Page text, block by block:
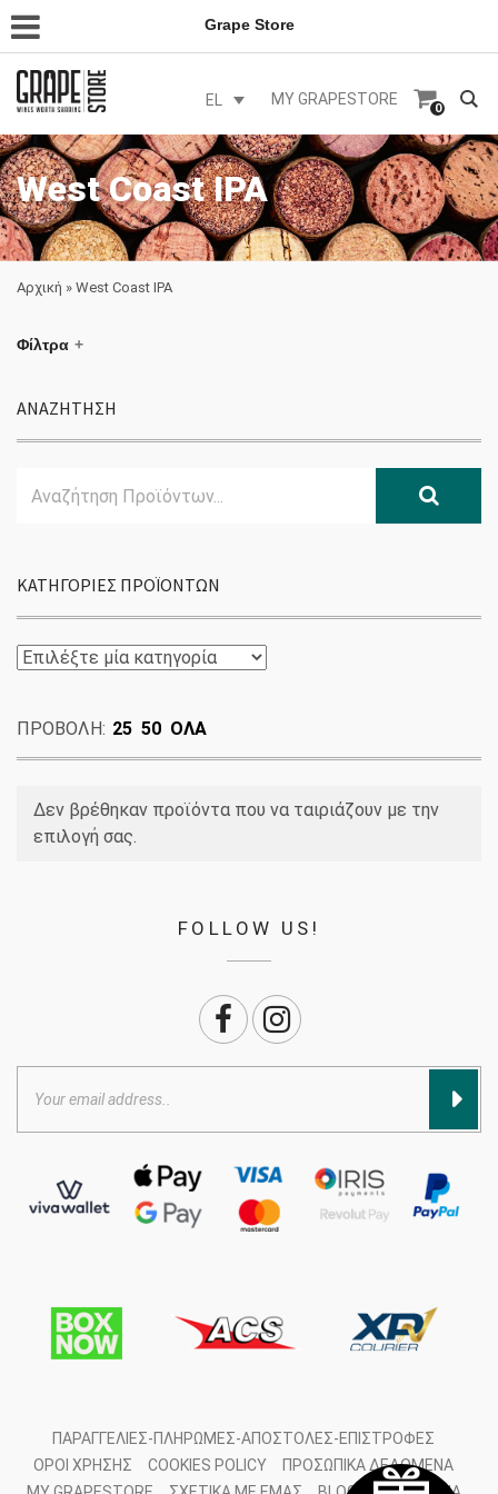
Grape Store
EL MY GRAPESTORE
0
West Coast IPA
Αρχική » West Coast IPA
Φίλτρα
ΑΝΑΖΗΤΗΣΗ
for:
ΚΑΤΗΓΟΡΊΕΣ ΠΡΟΪΌΝΤΩΝ
ΠΡΟΒΟΛΗ: 25 50 ΟΛΑ
Δεν βρέθηκαν προϊόντα που να ταιριάζουν με την
επιλογή σας.
FOLLOW US!
ΠΑΡΑΓΓΕΛΊΕΣ-ΠΛΗΡΩΜΈΣ-ΑΠΟΣΤΟΛΈΣ-ΕΠΙΣΤΡΟΦΈΣ
ΌΡΟΙ ΧΡΉΣΗΣ
COOKIES POLICY
ΠΡΟΣΩΠΙΚΆ ΔΕΔΟΜΈΝΑ